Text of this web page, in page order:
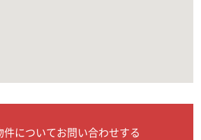
件についてお問い合わせする